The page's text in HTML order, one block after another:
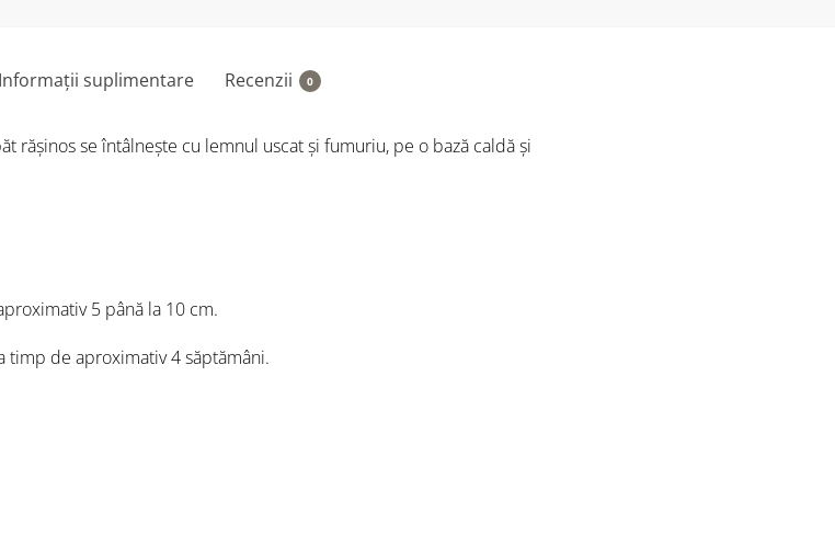
Informații suplimentare Recenzii 0
rășinos se întâlnește cu lemnul uscat și fumuriu, pe o bază caldă și
5 până la 10 cm.
timp de aproximativ 4 săptămâni.